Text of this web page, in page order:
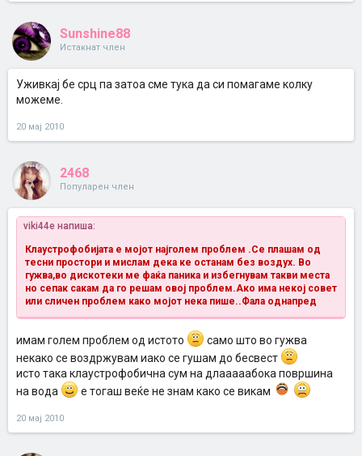
Sunshine88
Истакнат член
Уживкај бе срц па затоа сме тука да си помагаме колку
можеме.
20 мај 2010
2468
Популарен член
viki44e напиша:
Клаустрофобијата е мојот најголем проблем .Се плашам од
тесни простори и мислам дека ке останам без воздух. Во
гужва,во дискотеки ме фаќа паника и избегнувам такви места
но сепак сакам да го решам овој проблем.Ако има некој совет
или сличен проблем како мојот нека пише..Фала однапред
имам голем проблем од истото
само што во гужва
некако се воздржувам иако се гушам до бесвест
исто така клаустрофобична сум на длааааабока површина
на вода
е тогаш веќе не знам како се викам
20 мај 2010